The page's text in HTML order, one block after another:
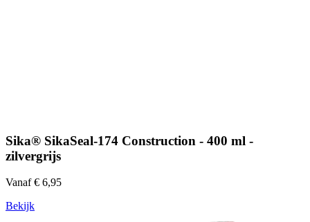
Sika® SikaSeal-174 Construction - 400 ml -
zilvergrijs
Vanaf € 6,95
Bekijk